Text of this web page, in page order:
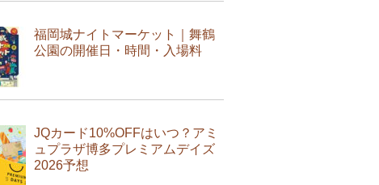
福岡城ナイトマーケット｜舞鶴
公園の開催日・時間・入場料
JQカード10%OFFはいつ？アミ
ュプラザ博多プレミアムデイズ
2026予想